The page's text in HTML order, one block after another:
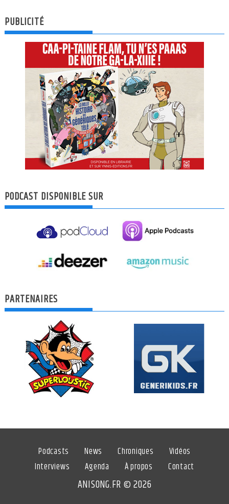
PUBLICITÉ
PODCAST DISPONIBLE SUR
PARTENAIRES
Podcasts News Chroniques
Vidéos
Interviews
Agenda À propos Contact
ANISONG.FR © 2026